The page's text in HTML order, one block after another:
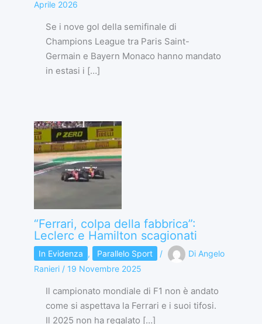
Aprile 2026
Se i nove gol della semifinale di
Champions League tra Paris Saint-
Germain e Bayern Monaco hanno mandato
in estasi i […]
“Ferrari, colpa della fabbrica”:
Leclerc e Hamilton scagionati
In Evidenza , Parallelo Sport / Di Angelo
Ranieri / 19 Novembre 2025
Il campionato mondiale di F1 non è andato
come si aspettava la Ferrari e i suoi tifosi.
Il 2025 non ha regalato […]